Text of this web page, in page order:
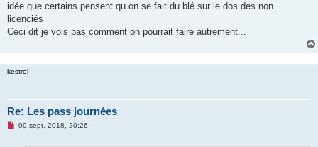
l
u
idée que certains pensent qu on se fait du blé sur le dos des non
licenciés
Ceci dit je vois pas comment on pourrait faire autrement...
kestrel
Re: Les pass journées
M09 sept. 2018, 20:26